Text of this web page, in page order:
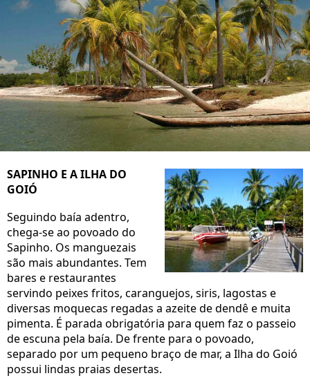
SAPINHO E A ILHA DO
GOIÓ
Seguindo baía adentro,
chega-se ao povoado do
Sapinho. Os manguezais
são mais abundantes. Tem
bares e restaurantes
servindo peixes fritos, caranguejos, siris, lagostas e
diversas moquecas regadas a azeite de dendê e muita
pimenta. É parada obrigatória para quem faz o passeio
de escuna pela baía. De frente para o povoado,
separado por um pequeno braço de mar, a Ilha do Goió
possui lindas praias desertas.